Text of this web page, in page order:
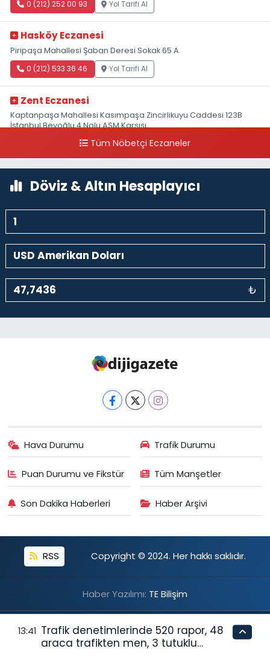
0 (212) 252 00 93 Yol Tarifi Al
Hasköy Eczanesi
Piripaşa Mahallesi Şaban Deresi Sokak 65 A
0 (212) 533 36 46 Yol Tarifi Al
Zent Eczanesi
Kaptanpaşa Mahallesi Kasımpaşa Zincirlikuyu Caddesi 123B
İstanbul Beyoğlu 4 Nolu ASM Karşısı
0 (212) 297 96 92 Yol Tarifi Al
Tüm Nöbetçi Eczaneler
Döviz & Altın Hesaplayıcı
₺
Hava Durumu Trafik Durumu
Puan Durumu ve Fikstür Tüm Manşetler
Son Dakika Haberleri Haber Arşivi
RSS Copyright © 2024. Her hakkı saklıdır.
Haber Yazılımı: TE Bilişim
13:41 Trafik denetimlerinde 520 rapor, 48
araca trafikten men, 3 tutuklu…